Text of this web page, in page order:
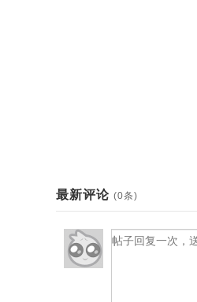
最新评论 (0条)